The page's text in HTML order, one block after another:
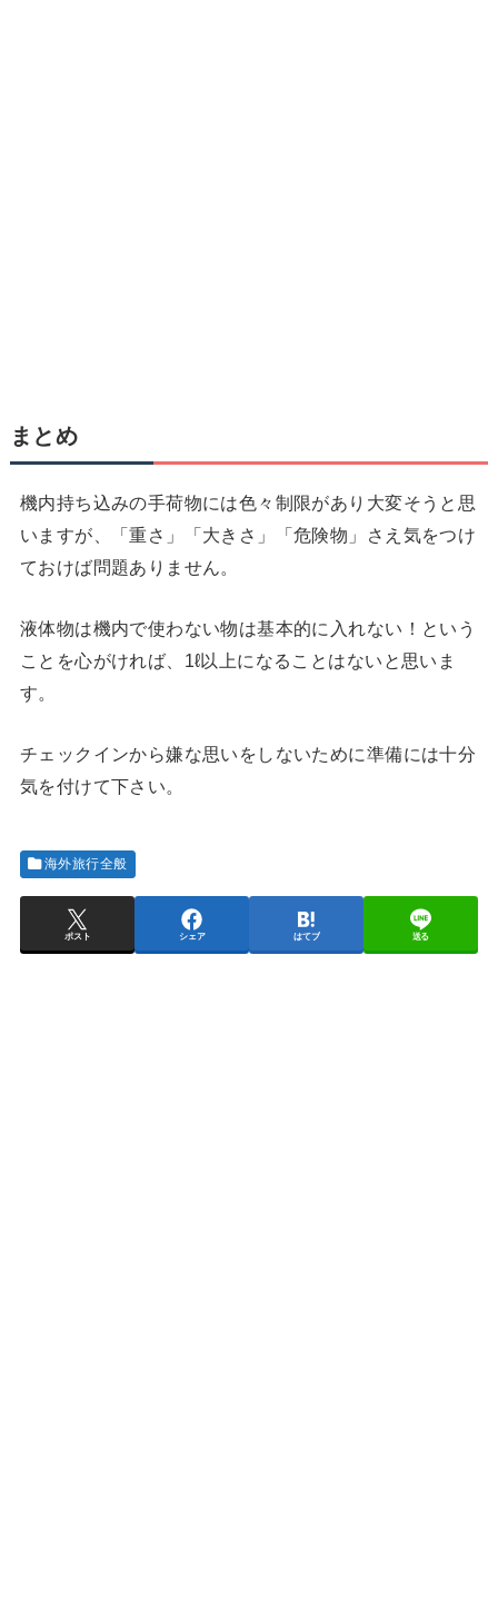
まとめ
機内持ち込みの手荷物には色々制限があり大変そうと思
いますが、「重さ」「大きさ」「危険物」さえ気をつけ
ておけば問題ありません。
液体物は機内で使わない物は基本的に入れない！という
ことを心がければ、1ℓ以上になることはないと思いま
す。
チェックインから嫌な思いをしないために準備には十分
気を付けて下さい。
海外旅行全般
ポスト シェア はてブ 送る